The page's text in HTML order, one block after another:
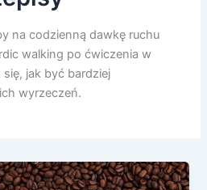
na codzienną dawkę ruchu
walking po ćwiczenia w
jak być bardziej
wyrzeczeń.